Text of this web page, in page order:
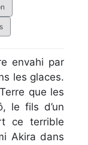
envahi par
les glaces.
que les
le fils d’un
ce terrible
Akira dans